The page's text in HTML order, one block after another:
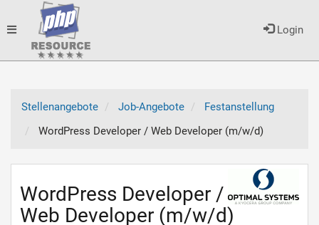
Login
Toggle
Stellenangebote
Job-Angebote
Festanstellung
WordPress Developer / Web Developer (m/w/d)
WordPress Developer /
Web Developer (m/w/d)